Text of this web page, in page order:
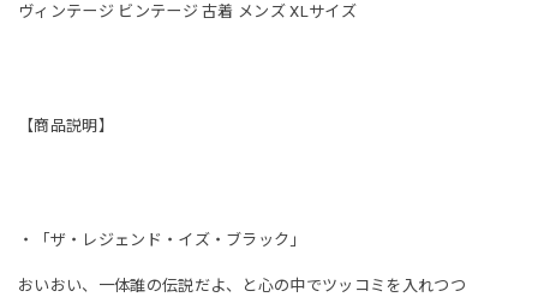
ヴィンテージ ビンテージ 古着 メンズ XLサイズ
【商品説明】
・「ザ・レジェンド・イズ・ブラック」
おいおい、一体誰の伝説だよ、と心の中でツッコミを入れつつ